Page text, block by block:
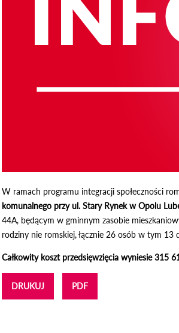
W ramach programu integracji społeczności
komunalnego przy ul. Stary Rynek w Opolu
44A, będącym w gminnym zasobie
rodziny nie romskiej, łącznie 26 osób w tym 13
Całkowity koszt przedsięwzięcia wyniesie 315
DRUKUJ PDF